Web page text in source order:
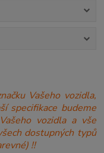
Vašeho vozidla,
specifikace budeme
vozidla a vše
dostupných typů
!!